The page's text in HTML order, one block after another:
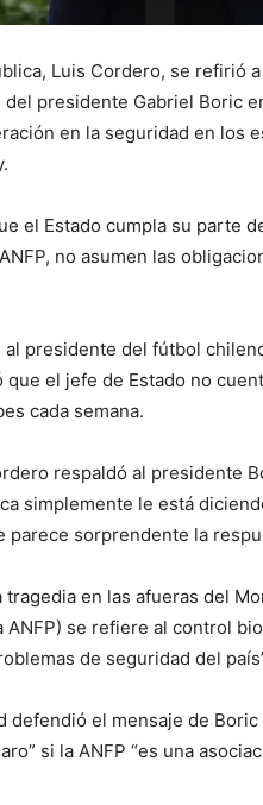
Luis Cordero, se refirió
presidente Gabriel Boric
en la seguridad en los
el Estado cumpla su parte
no asumen las
al presidente del fútbol
que el jefe de Estado no
cada semana.
respaldó al presidente
simplemente le está
parece sorprendente la
tragedia en las afueras del
ANFP) se refiere al control
de seguridad del
defendió el mensaje de
si la ANFP “es una